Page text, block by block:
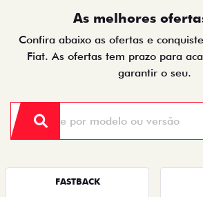
As melhores
Confira abaixo as ofertas e
Fiat. As ofertas tem prazo para
garantir o seu.
FASTBACK